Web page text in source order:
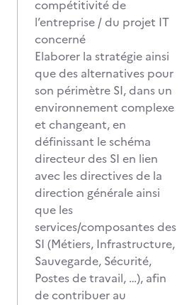
compétitivité de
l’entreprise / du projet IT
concerné
Elaborer la stratégie ainsi
que des alternatives pour
son périmètre SI, dans un
environnement complexe
et changeant, en
définissant le schéma
directeur des SI en lien
avec les directives de la
direction générale ainsi
que les
services/composantes des
SI (Métiers, Infrastructure,
Sauvegarde, Sécurité,
Postes de travail, …), afin
de contribuer au